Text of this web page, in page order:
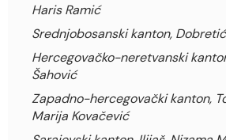
Haris Ramić
Srednjobosanski kanton,
Hercegovačko-neretvanski
Šahović
Zapadno-hercegovački kanton,
Marija Kovačević